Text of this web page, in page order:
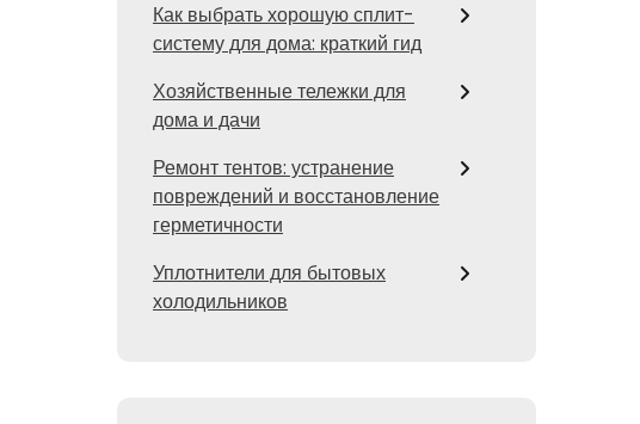
Как выбрать хорошую сплит-
систему для дома: краткий гид
Хозяйственные тележки для
дома и дачи
Ремонт тентов: устранение
повреждений и восстановление
герметичности
Уплотнители для бытовых
холодильников